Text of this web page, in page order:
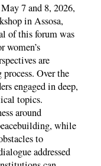
7 and 8, 2026,
in Assosa,
of this forum was
women’s
are
Over the
engaged in deep,
topics.
around
while
to
addressed